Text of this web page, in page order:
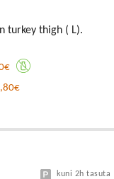
turkey thigh ( L).
kuni 2h tasuta